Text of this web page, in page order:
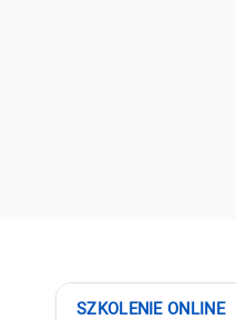
SZKOLENIE ONLINE